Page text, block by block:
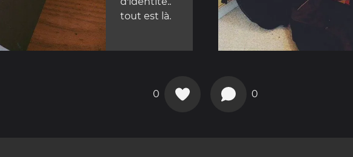
tout est là.
0 0